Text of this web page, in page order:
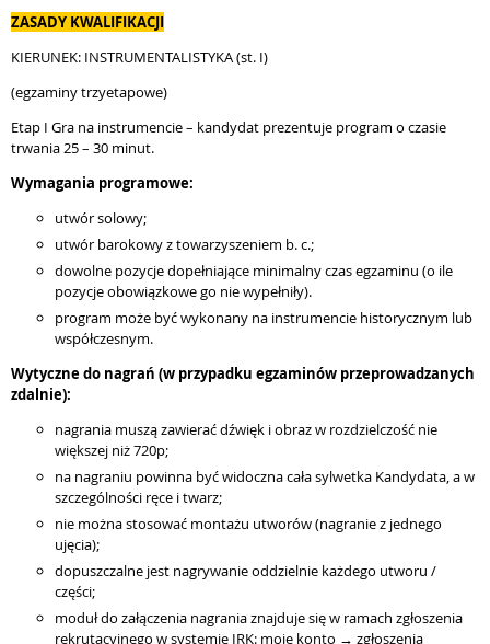
ZASADY KWALIFIKACJI
KIERUNEK: INSTRUMENTALISTYKA (st. I)
(egzaminy trzyetapowe)
Etap I Gra na instrumencie – kandydat prezentuje program o czasie
trwania 25 – 30 minut.
Wymagania programowe:
utwór solowy;
utwór barokowy z towarzyszeniem b. c.;
dowolne pozycje dopełniające minimalny czas egzaminu (o ile
pozycje obowiązkowe go nie wypełniły).
program może być wykonany na instrumencie historycznym lub
współczesnym.
Wytyczne do nagrań (w przypadku egzaminów przeprowadzanych
zdalnie):
nagrania muszą zawierać dźwięk i obraz w rozdzielczość nie
większej niż 720p;
na nagraniu powinna być widoczna cała sylwetka Kandydata, a w
szczególności ręce i twarz;
nie można stosować montażu utworów (nagranie z jednego
ujęcia);
dopuszczalne jest nagrywanie oddzielnie każdego utworu /
części;
moduł do załączenia nagrania znajduje się w ramach zgłoszenia
rekrutacyjnego w systemie IRK: moje konto → zgłoszenia